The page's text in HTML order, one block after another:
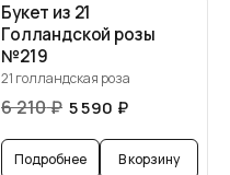
Букет из 21
Голландской розы
№219
21 голландская роза
6 210₽ 5 590 ₽
Подробнее В корзину